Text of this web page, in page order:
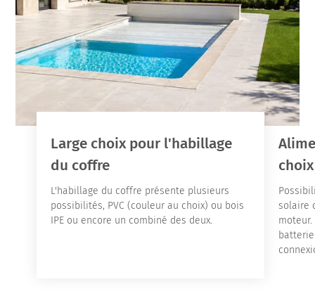
Large choix pour l'habillage
du coffre
L'habillage du coffre présente plusieurs
possibilités, PVC (couleur au choix) ou bois
IPE ou encore un combiné des deux.
choix
solaire